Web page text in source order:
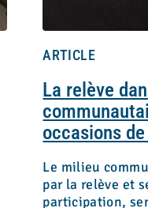
ARTICLE
La relève
occasions
Le milieu
par la relève et
participation,